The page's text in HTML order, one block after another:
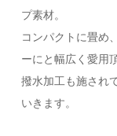
プ素材。
コンパクトに畳め
ーにと幅広く愛用
撥水加工も施され
いきます。